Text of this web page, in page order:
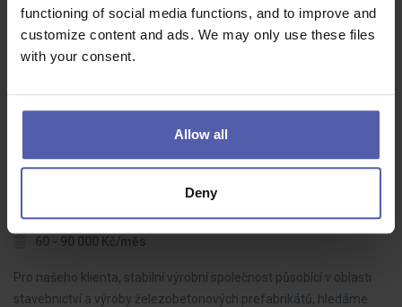
functioning of social media functions, and to improve and
customize content and ads. We may only use these files
with your consent.
Allow all
Deny
Hledáme šikovného technika, který udrží naše stroje v chodu a
pomůže jim pracovat chytřeji. Náplň práce: diagnostika, opravy a
údržba výrobních zařízení a PLC systémůsamostatné
Projektový manažer (m/ž)
Manuvia Expert Recruitment
Kaplice - Hubenov
60 - 90 000 Kč/měs
Pro našeho klienta, stabilní výrobní společnost působící v oblasti
stavebnictví a výroby železobetonových prefabrikátů, hledáme